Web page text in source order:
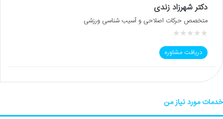
دکتر شهرزاد زندی
متخصص حرکات اصلاحی و آسیب شناسی ورزشی
★
★
★
★
★
دریافت مشاوره
خدمات مورد نیاز من